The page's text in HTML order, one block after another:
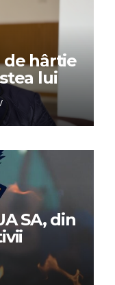
de hârtie
lui
SA, din